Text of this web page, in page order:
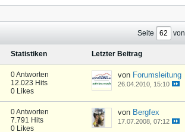
Seite von
Statistiken Letzter Beitrag
0 Antworten
12.023 Hits
0 Likes
von Forumsleitung
26.04.2010, 15:10
0 Antworten
7.791 Hits
0 Likes
von Bergfex
17.07.2008, 07:12